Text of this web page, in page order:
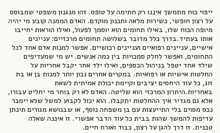
ייפוי כוח מתמשך איננו רק חתימה על טופס. זהו מנגנון משפטי שמבוסס
על רצון חופשי, כשירות מלאה ותכנון מוקדם. האדם הממנה קובע מי יהיה
מיופה הכוח שלו, באילו תחומים הוא יוסמך לפעול, ואילו הוראות יחייבו
אותו בעתיד.בדרך כלל מדובר בשלושה תחומים מרכזיים: עניינים
אישיים, עניינים רפואיים ועניינים רכושיים. אפשר למנות אדם אחד לכל
התחומים, ואפשר לחלק סמכויות בין כמה אנשים. יש מי שמעדיפים
שילד אחד יטפל בניהול הכספים, ואילו ילד אחר יקבל אחריות על
החלטות אישיות או רפואיות. במקרים אחרים נכון יותר למנות בן או בת
זוג, כל עוד היחסים יציבים וקיימת יכולת אמיתית לשאת
באחריות.היתרון המרכזי הוא שליטה. האדם לא רק בוחר מי יחליט עבורו,
אלא גם מגדיר איך ההחלטות יתקבלו. הוא יכול לקבוע למשל שלא יימכר
נכס מסוים בלי התייעצות עם בן משפחה נוסף, או שבנושא מגורים תינתן
עדיפות להמשך שהות בבית כל עוד הדבר אפשרי. זו איננה שאלה
טכנית. זו דרך להגן על רצון, כבוד ואורח חיים.